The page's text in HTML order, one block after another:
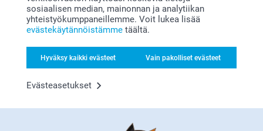
sosiaalisen median, mainonnan ja analytiikan
yhteistyökumppaneillemme. Voit lukea lisää
evästekäytännöistämme täältä.
Hyväksy kaikki evästeet Vain pakolliset evästeet
Evästeasetukset
Polttarit Hääpäivä
Kaikki teidän kauneimpaan
päivään: kutsut, koristeet &
paljon muuta
Onnittelut, menette naimisiin! Tuo suuri päivä ansaitsee